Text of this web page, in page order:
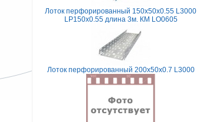
Лоток перфорированный 150х50х0.55 L3000
LP150х0.55 длина 3м. КМ LO0605
Лоток перфорированный 200х50х0.7 L3000